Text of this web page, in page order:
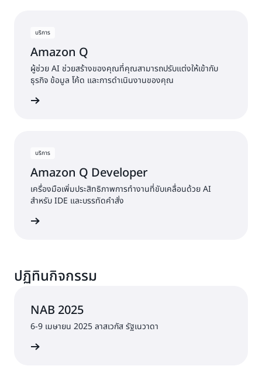
บริการ
Amazon Q
ผู้ช่วย AI ช่วยสร้างของคุณที่คุณสามารถปรับแต่งให้เข้ากับ
ธุรกิจ ข้อมูล โค้ด และการดำเนินงานของคุณ
บริการ
Amazon Q Developer
เครื่องมือเพิ่มประสิทธิภาพการทำงานที่ขับเคลื่อนด้วย AI
สำหรับ IDE และบรรทัดคำสั่ง
ปฏิทินกิจกรรม
NAB 2025
6-9 เมษายน 2025 ลาสเวกัส รัฐเนวาดา